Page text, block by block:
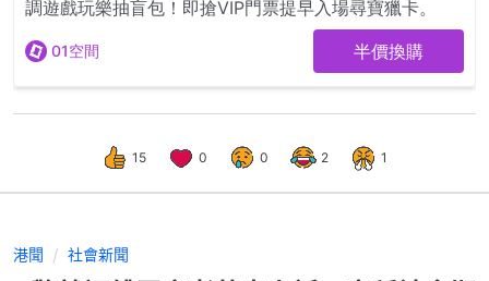
15 0 0 2 1
港聞 社會新聞